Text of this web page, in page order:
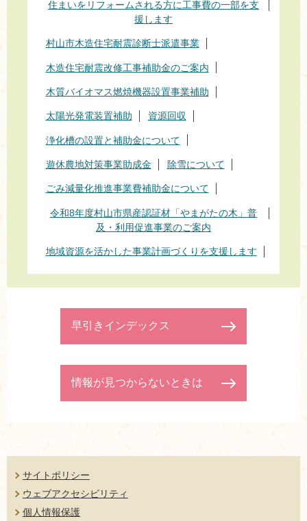
住まいをリフォームされる方に工事費の一部を支
援します
村山市木造住宅耐震診断士派遣事業
木造住宅耐震改修工事補助金のご案内
木質バイオマス燃焼機器設置事業補助
太陽光発電装置補助 資源回収
浄化槽の設置と補助金について
遊休農地対策事業助成金 除雪について
ごみ減量化推進事業費補助金について
令和8年度村山市県産認証材「やまがたの木」普
及・利用促進事業のご案内
地域資源を活かした事業計画づくりを支援します
早引きインデックス
情報が見つからないときは
サイトポリシー
ウェブアクセシビリティ
個人情報保護